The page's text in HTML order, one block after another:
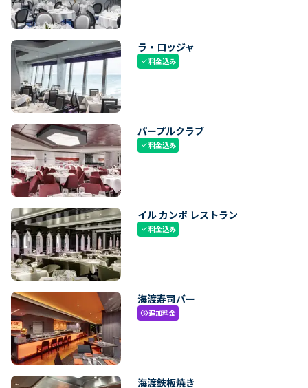
ラ・ロッジャ
check料金込み
パープルクラブ
check料金込み
イル カンポ レストラン
check料金込み
海渡寿司バー
paid追加料金
海渡鉄板焼き